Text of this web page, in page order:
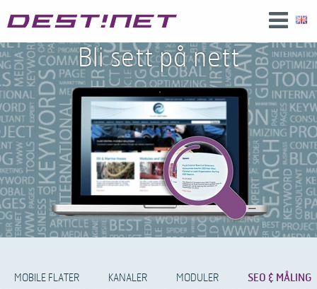
Bli sett på nett
MOBILE FLATER KANALER MODULER SEO & MÅLING